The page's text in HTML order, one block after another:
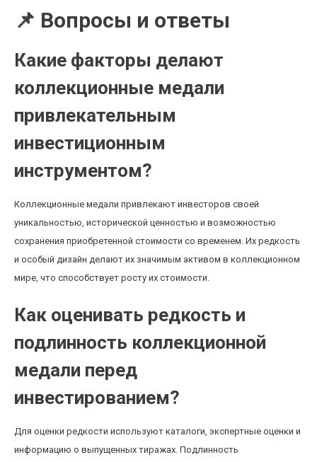
📌 Вопросы и ответы
Какие факторы делают
коллекционные медали
привлекательным
инвестиционным
инструментом?
Коллекционные медали привлекают инвесторов своей
уникальностью, исторической ценностью и возможностью
сохранения приобретенной стоимости со временем. Их редкость
и особый дизайн делают их значимым активом в коллекционном
мире, что способствует росту их стоимости.
Как оценивать редкость и
подлинность коллекционной
медали перед
инвестированием?
Для оценки редкости используют каталоги, экспертные оценки и
информацию о выпущенных тиражах. Подлинность